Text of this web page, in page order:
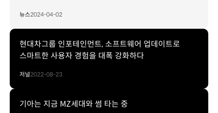
뉴스2024-04-02
현대차그룹 인포테인먼트, 소프트웨어 업데이트로
스마트한 사용자 경험을 대폭 강화하다
저널2022-08-23
기아는 지금 MZ세대와 썸 타는 중